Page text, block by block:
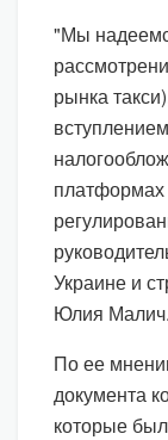
"Мы
рынка
Украине и
Юлия Малич.
По ее
документа
которые